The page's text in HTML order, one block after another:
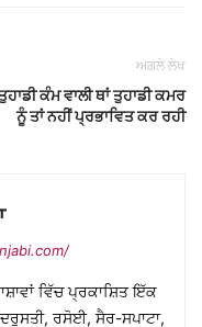
ਅਗਲੇ ਲੇਖ
ਕੰਮ ਵਾਲੀ ਥਾਂ ਤੁਹਾਡੀ ਕਮਰ
ਨੂੰ ਤਾਂ ਨਹੀਂ ਪ੍ਰਭਾਵਿਤ ਕਰ ਰਹੀ
ਵਿੱਚ ਪ੍ਰਕਾਸ਼ਿਤ ਇੱਕ
ਰਸੋਈ, ਸੈਰ-ਸਪਾਟਾ,